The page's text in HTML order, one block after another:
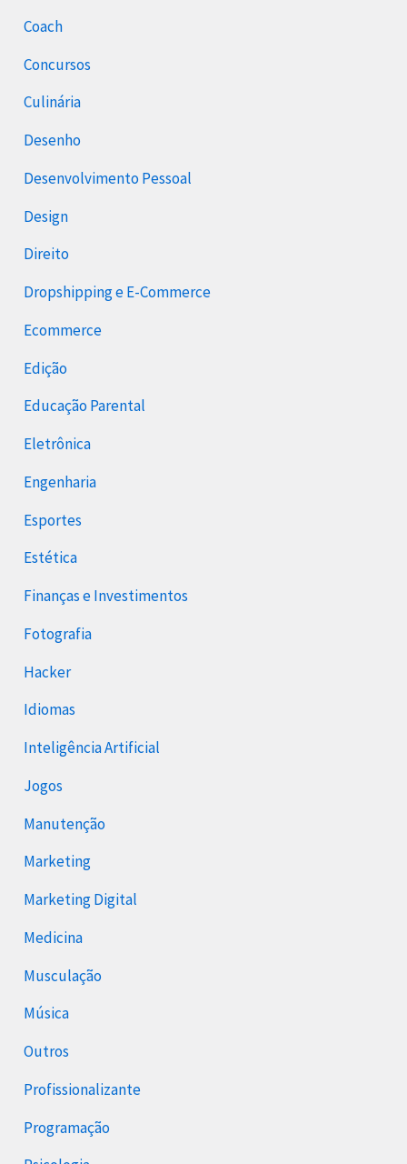
Coach
Concursos
Culinária
Desenho
Desenvolvimento Pessoal
Design
Direito
Dropshipping e E-Commerce
Ecommerce
Edição
Educação Parental
Eletrônica
Engenharia
Esportes
Estética
Finanças e Investimentos
Fotografia
Hacker
Idiomas
Inteligência Artificial
Jogos
Manutenção
Marketing
Marketing Digital
Medicina
Musculação
Música
Outros
Profissionalizante
Programação